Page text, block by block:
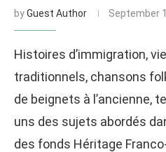
byGuest Author September
Histoires d’immigration,
traditionnels, chansons
de beignets à l’ancienne,
uns des sujets abordés
des fonds Héritage